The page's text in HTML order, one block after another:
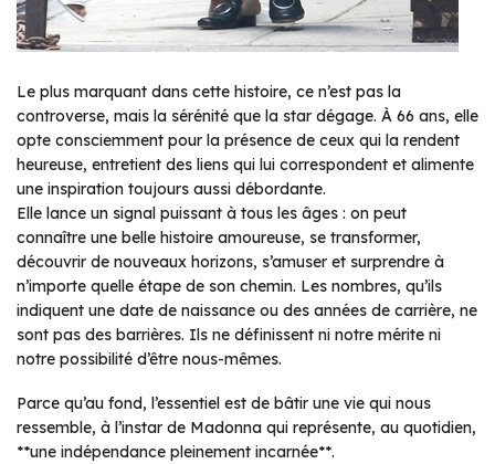
Le plus marquant dans cette histoire, ce n’est pas la
controverse, mais la sérénité que la star dégage. À 66 ans, elle
opte consciemment pour la présence de ceux qui la rendent
heureuse, entretient des liens qui lui correspondent et alimente
une inspiration toujours aussi débordante.
Elle lance un signal puissant à tous les âges : on peut
connaître une belle histoire amoureuse, se transformer,
découvrir de nouveaux horizons, s’amuser et surprendre à
n’importe quelle étape de son chemin. Les nombres, qu’ils
indiquent une date de naissance ou des années de carrière, ne
sont pas des barrières. Ils ne définissent ni notre mérite ni
notre possibilité d’être nous-mêmes.
Parce qu’au fond, l’essentiel est de bâtir une vie qui nous
ressemble, à l’instar de Madonna qui représente, au quotidien,
**une indépendance pleinement incarnée**.